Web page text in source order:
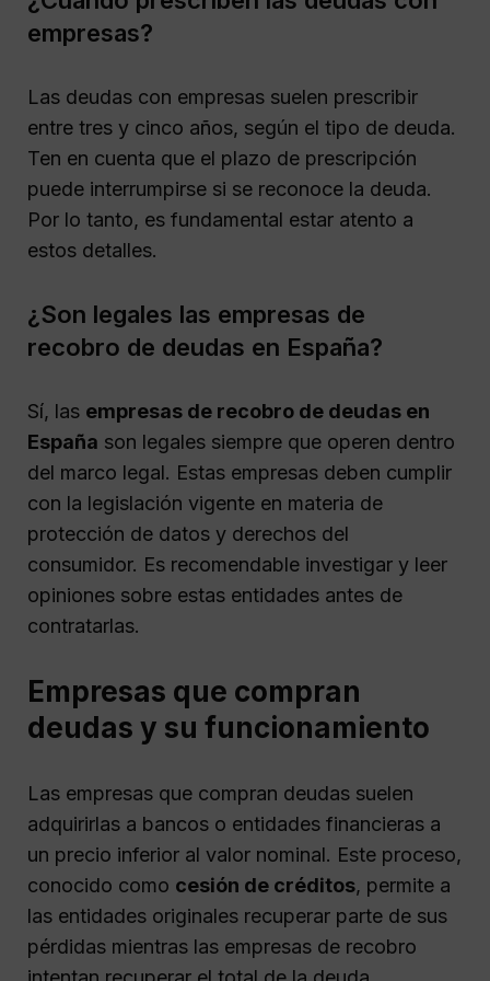
empresas?
Las deudas con empresas suelen prescribir
entre tres y cinco años, según el tipo de deuda.
Ten en cuenta que el plazo de prescripción
puede interrumpirse si se reconoce la deuda.
Por lo tanto, es fundamental estar atento a
estos detalles.
¿Son legales las empresas de
recobro de deudas en España?
Sí, las empresas de recobro de deudas en
España son legales siempre que operen dentro
del marco legal. Estas empresas deben cumplir
con la legislación vigente en materia de
protección de datos y derechos del
consumidor. Es recomendable investigar y leer
opiniones sobre estas entidades antes de
contratarlas.
Empresas que compran
deudas y su funcionamiento
Las empresas que compran deudas suelen
adquirirlas a bancos o entidades financieras a
un precio inferior al valor nominal. Este proceso,
conocido como cesión de créditos, permite a
las entidades originales recuperar parte de sus
pérdidas mientras las empresas de recobro